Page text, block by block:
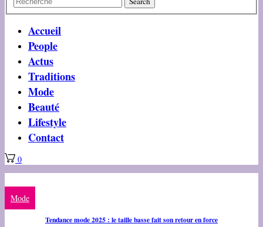
Accueil
People
Actus
Traditions
Mode
Beauté
Lifestyle
Contact
0
Mode
Tendance mode 2025 : le taille basse fait son retour en force